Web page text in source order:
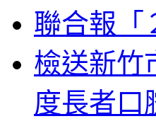
聯合報「
檢送新竹
度長者口